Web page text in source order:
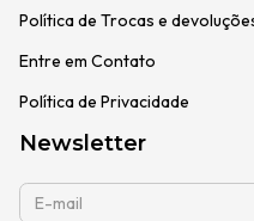
Política de Trocas e
Entre em Contato
Política de Privacidade
Newsletter